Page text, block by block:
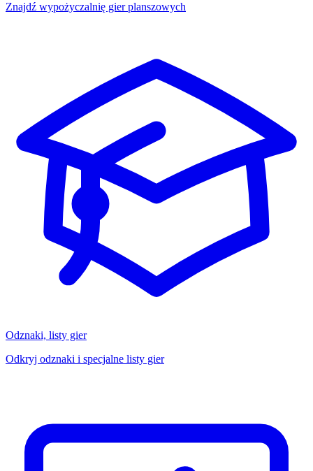
Znajdź wypożyczalnię gier planszowych
Odznaki, listy gier
Odkryj odznaki i specjalne listy gier